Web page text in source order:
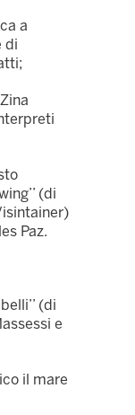
a
di
(di
Paz.
(di
e
il mare